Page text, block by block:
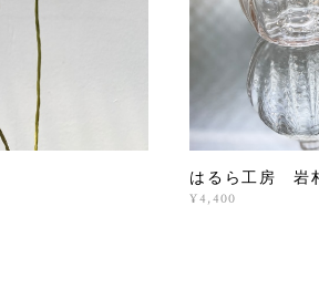
はるら工房 岩
¥4,400